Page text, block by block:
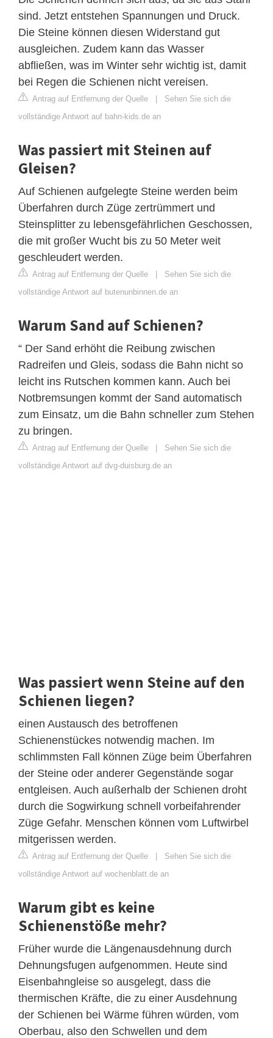
sind. Jetzt entstehen Spannungen und Druck.
Die Steine können diesen Widerstand gut
ausgleichen. Zudem kann das Wasser
abfließen, was im Winter sehr wichtig ist, damit
bei Regen die Schienen nicht vereisen.
Antrag auf Entfernung der Quelle | Sehen Sie sich die
vollständige Antwort auf bahn-kids.de an
Was passiert mit Steinen auf
Gleisen?
Auf Schienen aufgelegte Steine werden beim
Überfahren durch Züge zertrümmert und
Steinsplitter zu lebensgefährlichen Geschossen,
die mit großer Wucht bis zu 50 Meter weit
geschleudert werden.
Antrag auf Entfernung der Quelle | Sehen Sie sich die
vollständige Antwort auf butenunbinnen.de an
Warum Sand auf Schienen?
“ Der Sand erhöht die Reibung zwischen
Radreifen und Gleis, sodass die Bahn nicht so
leicht ins Rutschen kommen kann. Auch bei
Notbremsungen kommt der Sand automatisch
zum Einsatz, um die Bahn schneller zum Stehen
zu bringen.
Antrag auf Entfernung der Quelle | Sehen Sie sich die
vollständige Antwort auf dvg-duisburg.de an
Was passiert wenn Steine auf den
Schienen liegen?
einen Austausch des betroffenen
Schienenstückes notwendig machen. Im
schlimmsten Fall können Züge beim Überfahren
der Steine oder anderer Gegenstände sogar
entgleisen. Auch außerhalb der Schienen droht
durch die Sogwirkung schnell vorbeifahrender
Züge Gefahr. Menschen können vom Luftwirbel
mitgerissen werden.
Antrag auf Entfernung der Quelle | Sehen Sie sich die
vollständige Antwort auf wochenblatt.de an
Warum gibt es keine
Schienenstöße mehr?
Früher wurde die Längenausdehnung durch
Dehnungsfugen aufgenommen. Heute sind
Eisenbahngleise so ausgelegt, dass die
thermischen Kräfte, die zu einer Ausdehnung
der Schienen bei Wärme führen würden, vom
Oberbau, also den Schwellen und dem